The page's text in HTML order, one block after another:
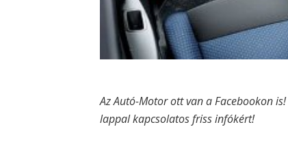
Az Autó-Motor ott van a Facebookon is!
lappal kapcsolatos friss infókért!